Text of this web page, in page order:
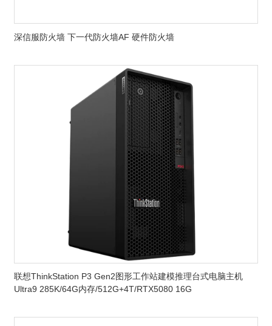
深信服防火墙 下一代防火墙AF 硬件防火墙
联想ThinkStation P3 Gen2图形工作站建模推理台式电脑主机
Ultra9 285K/64G内存/512G+4T/RTX5080 16G